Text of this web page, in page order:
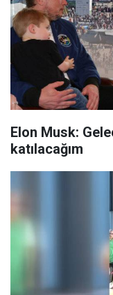
Elon Musk:
katılacağım